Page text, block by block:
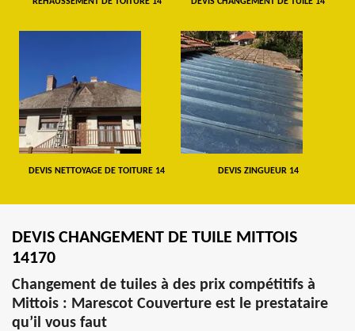
DEVIS NETTOYAGE DE TOITURE 14 DEVIS ZINGUEUR 14
DEVIS CHANGEMENT DE TUILE MITTOIS
14170
Changement de tuiles à des prix compétitifs à
Mittois : Marescot Couverture est le prestataire
qu’il vous faut